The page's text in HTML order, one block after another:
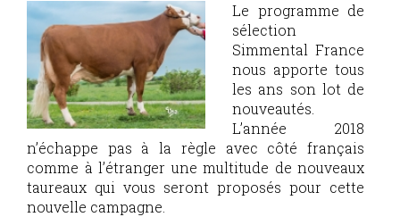
Le programme de
sélection
Simmental France
nous apporte tous
les ans son lot de
nouveautés.
L’année 2018
n’échappe pas à la règle avec côté français
comme à l’étranger une multitude de nouveaux
taureaux qui vous seront proposés pour cette
nouvelle campagne.